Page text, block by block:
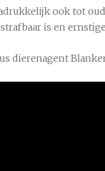
ook tot
is en
dierenagent